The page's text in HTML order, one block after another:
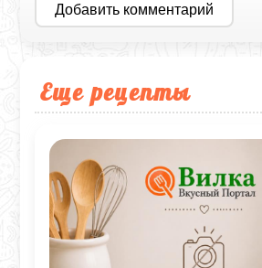
Добавить комментарий
Еще рецепты